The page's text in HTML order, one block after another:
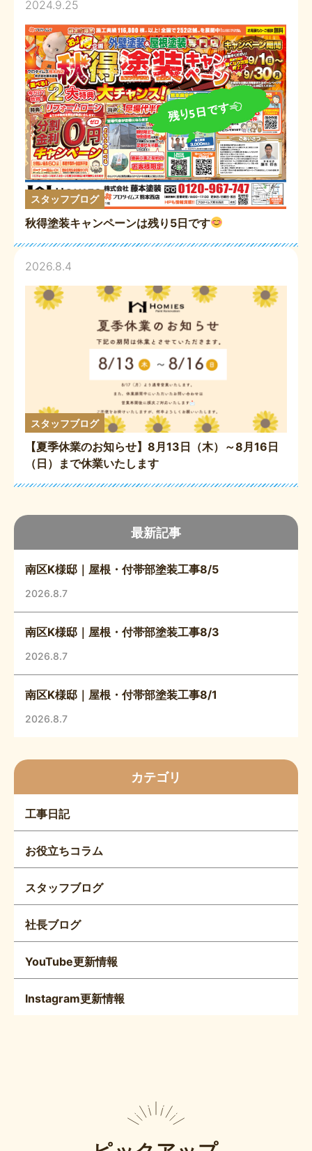
最新記事
南区K様邸｜屋根・付帯部塗装工事8/5
2026.8.7
南区K様邸｜屋根・付帯部塗装工事8/3
2026.8.7
南区K様邸｜屋根・付帯部塗装工事8/1
2026.8.7
カテゴリ
工事日記
お役立ちコラム
スタッフブログ
社長ブログ
YouTube更新情報
Instagram更新情報
2024.9.25
スタッフブログ
秋得塗装キャンペーンは残り5日です
2026.8.4
スタッフブログ
【夏季休業のお知らせ】8月13日（木）～8月16日
（日）まで休業いたします